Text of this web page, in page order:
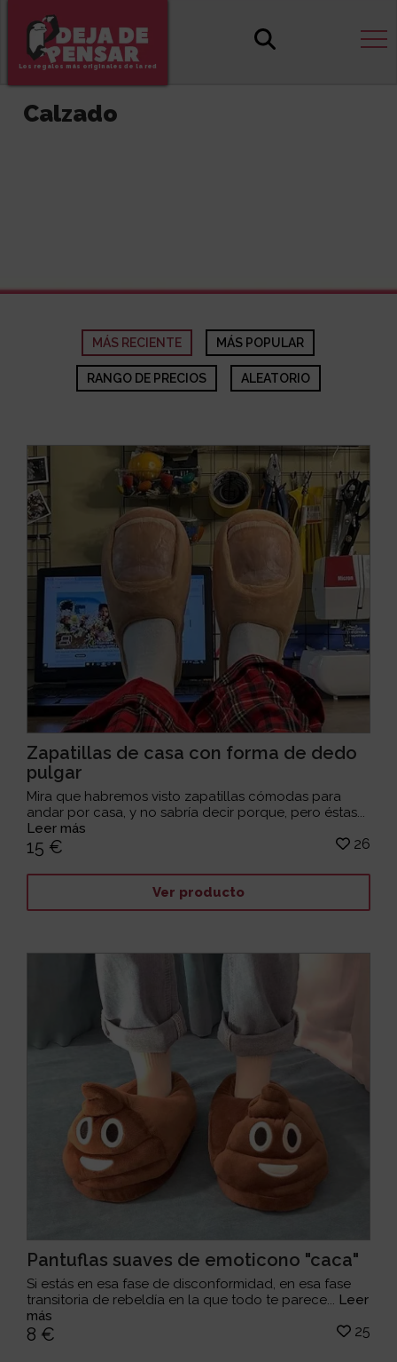
Los regalos más originales de la red
Calzado
MÁS RECIENTE MÁS POPULAR
RANGO DE PRECIOS ALEATORIO
Zapatillas de casa con forma de dedo
pulgar
Mira que habremos visto zapatillas cómodas para
andar por casa, y no sabría decir porque, pero éstas...
Leer más
15 € 26
Ver producto
Pantuflas suaves de emoticono "caca"
Si estás en esa fase de disconformidad, en esa fase
transitoria de rebeldía en la que todo te parece... Leer
más
8 € 25